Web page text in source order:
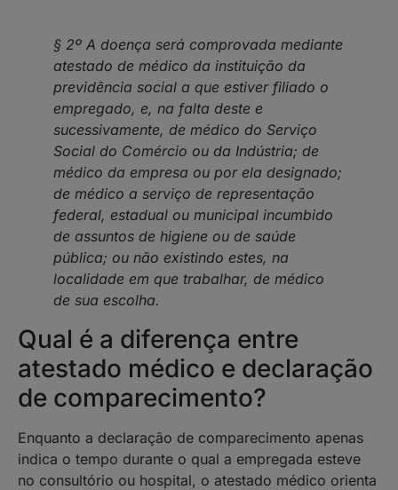
§ 2º A doença será comprovada mediante
atestado de médico da instituição da
previdência social a que estiver filiado o
empregado, e, na falta deste e
sucessivamente, de médico do Serviço
Social do Comércio ou da Indústria; de
médico da empresa ou por ela designado;
de médico a serviço de representação
federal, estadual ou municipal incumbido
de assuntos de higiene ou de saúde
pública; ou não existindo estes, na
localidade em que trabalhar, de médico
de sua escolha.
Qual é a diferença entre
atestado médico e declaração
de comparecimento?
Enquanto a declaração de comparecimento apenas
indica o tempo durante o qual a empregada esteve
no consultório ou hospital, o atestado médico orienta